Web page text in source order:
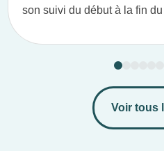
son suivi du début à la fin
Voir tous